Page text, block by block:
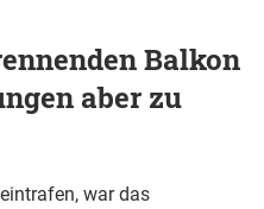
Balkon
aber zu
war das